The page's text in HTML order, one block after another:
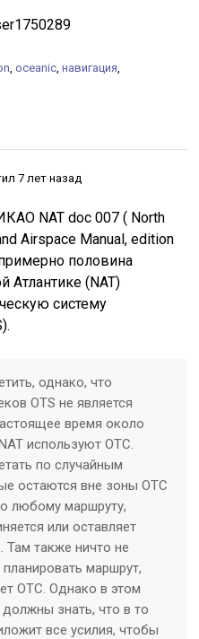
, oceanic,навигация,
7 лет назад
NAT doc 007 ( North
Airspace Manual, edition
половина
Атлантике (NAT)
систему
однако, что
OTS не является
время около
используют ОТС.
по случайным
остаются вне зоны ОТС
любому маршруту,
или оставляет
Там также ничто не
маршрут,
ОТС. Однако в этом
знать, что в то
все усилия, чтобы